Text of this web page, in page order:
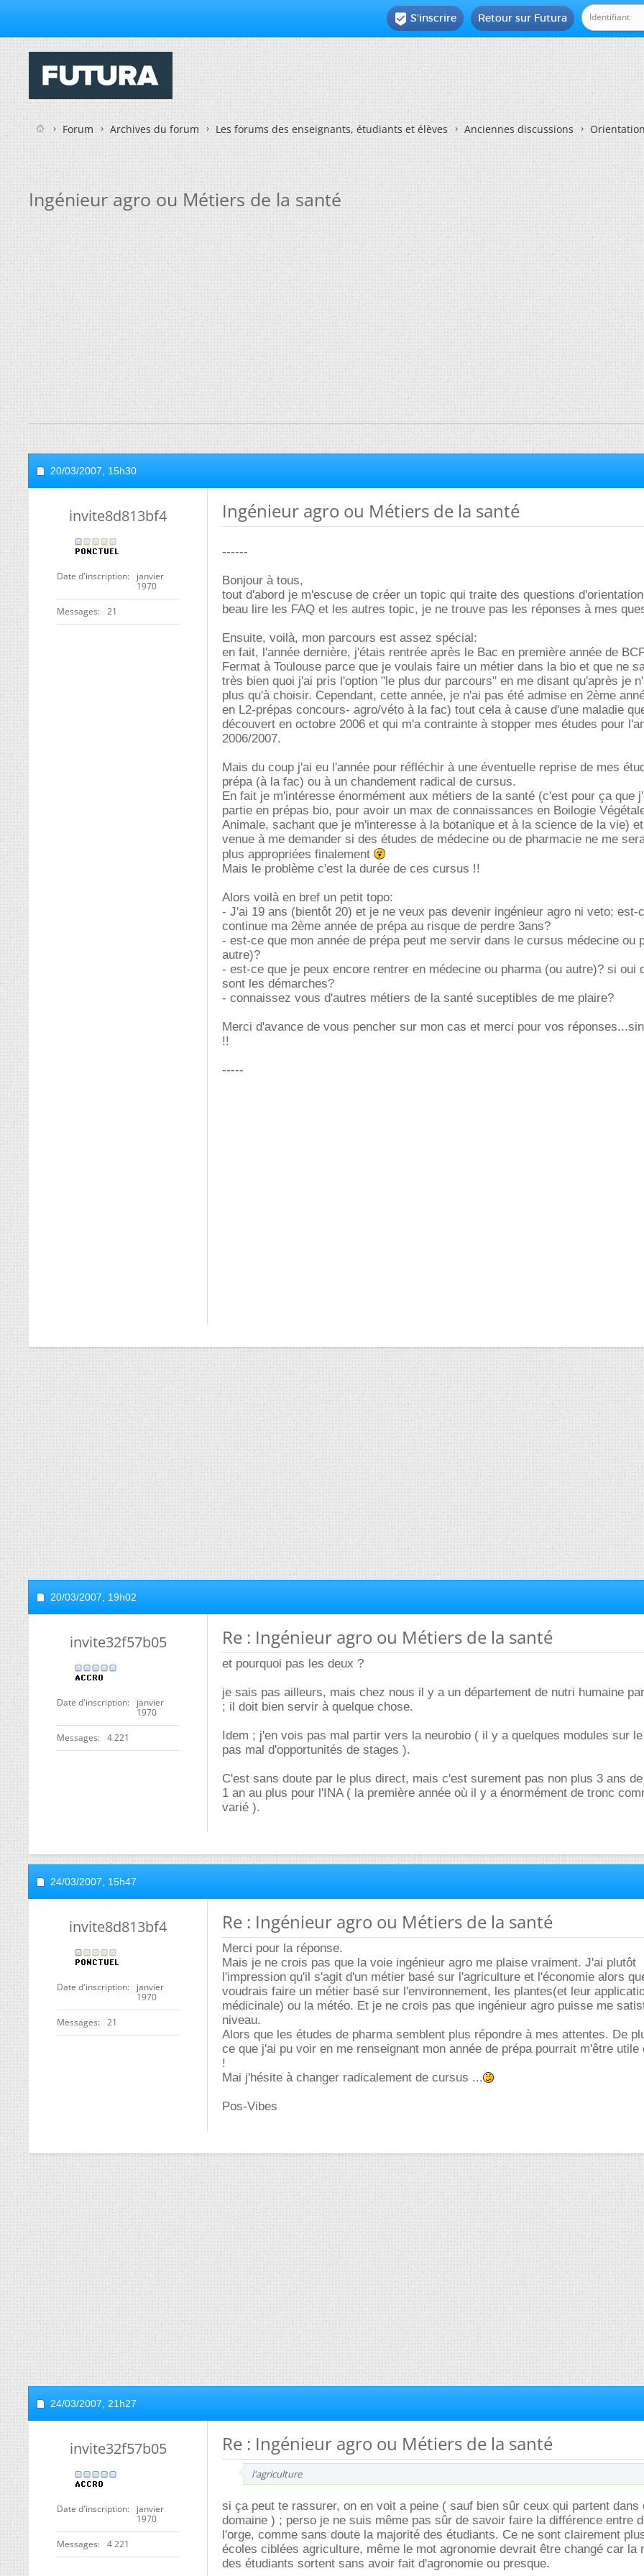
Retour sur Futura
 S'inscrire
Forum Archives du forum Les forums des enseignants, étudiants et élèves Anciennes discussions
Ingénieur agro ou Métiers de la santé
20/03/2007, 15h30
invite8d813bf4
Date d'inscription
janvier
1970
Messages 21
Ingénieur agro ou Métiers de la santé
------
Bonjour à tous,
tout d'abord je m'escuse de créer un topic qui traite des questions
beau lire les FAQ et les autres topic, je ne trouve pas les réponses à mes
Ensuite, voilà, mon parcours est assez spécial:
en fait, l'année dernière, j'étais rentrée après le Bac en première année de
Fermat à Toulouse parce que je voulais faire un métier dans la bio et que ne
très bien quoi j'ai pris l'option "le plus dur parcours" en me disant qu'après je
plus qu'à choisir. Cependant, cette année, je n'ai pas été admise en 2ème
en L2-prépas concours- agro/véto à la fac) tout cela à cause d'une maladie
découvert en octobre 2006 et qui m'a contrainte à stopper mes études pour
2006/2007.
Mais du coup j'ai eu l'année pour réfléchir à une éventuelle reprise de mes
prépa (à la fac) ou à un chandement radical de cursus.
En fait je m'intéresse énormément aux métiers de la santé (c'est pour ça que
partie en prépas bio, pour avoir un max de connaissances en Boilogie
Animale, sachant que je m'interesse à la botanique et à la science de la vie)
venue à me demander si des études de médecine ou de pharmacie ne me
plus appropriées finalement
Mais le problème c'est la durée de ces cursus !!
Alors voilà en bref un petit topo:
- J'ai 19 ans (bientôt 20) et je ne veux pas devenir ingénieur agro ni veto; est-
continue ma 2ème année de prépa au risque de perdre 3ans?
- est-ce que mon année de prépa peut me servir dans le cursus médecine ou
autre)?
- est-ce que je peux encore rentrer en médecine ou pharma (ou autre)? si oui
sont les démarches?
- connaissez vous d'autres métiers de la santé suceptibles de me plaire?
Merci d'avance de vous pencher sur mon cas et merci pour vos
!!
-----
20/03/2007, 19h02
invite32f57b05
Date d'inscription
janvier
1970
Messages 4 221
Re : Ingénieur agro ou Métiers de la santé
et pourquoi pas les deux ?
je sais pas ailleurs, mais chez nous il y a un département de nutri humaine
; il doit bien servir à quelque chose.
Idem ; j'en vois pas mal partir vers la neurobio ( il y a quelques modules sur
pas mal d'opportunités de stages ).
C'est sans doute par le plus direct, mais c'est surement pas non plus 3 ans
1 an au plus pour l'INA ( la première année où il y a énormément de tronc
varié ).
24/03/2007, 15h47
invite8d813bf4
Date d'inscription
janvier
1970
Messages 21
Re : Ingénieur agro ou Métiers de la santé
Merci pour la réponse.
Mais je ne crois pas que la voie ingénieur agro me plaise vraiment. J'ai plutôt
l'impression qu'il s'agit d'un métier basé sur l'agriculture et l'économie alors
voudrais faire un métier basé sur l'environnement, les plantes(et leur
médicinale) ou la météo. Et je ne crois pas que ingénieur agro puisse me
niveau.
Alors que les études de pharma semblent plus répondre à mes attentes. De
ce que j'ai pu voir en me renseignant mon année de prépa pourrait m'être utile
!
Mai j'hésite à changer radicalement de cursus ...
Pos-Vibes
24/03/2007, 21h27
invite32f57b05
Date d'inscription
janvier
1970
Messages 4 221
Re : Ingénieur agro ou Métiers de la santé
l'agriculture
si ça peut te rassurer, on en voit a peine ( sauf bien sûr ceux qui partent dans
domaine ) ; perso je ne suis même pas sûr de savoir faire la différence entre
l'orge, comme sans doute la majorité des étudiants. Ce ne sont clairement
écoles ciblées agriculture, même le mot agronomie devrait être changé car la
des étudiants sortent sans avoir fait d'agronomie ou presque.